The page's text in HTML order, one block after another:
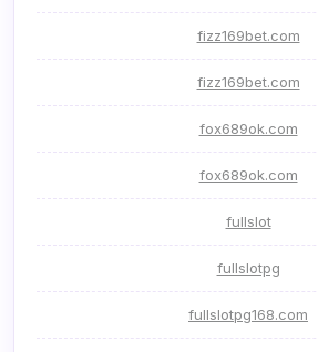
fizz169bet.com
fizz169bet.com
fox689ok.com
fox689ok.com
fullslot
fullslotpg
fullslotpg168.com